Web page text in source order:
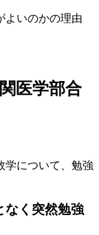
よいのかの理由
医学部合
学について、勉強
なく突然勉強